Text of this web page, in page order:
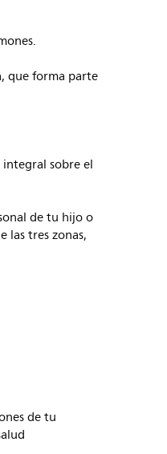
que forma parte
sobre el
de tu hijo o
las tres zonas,
de tu